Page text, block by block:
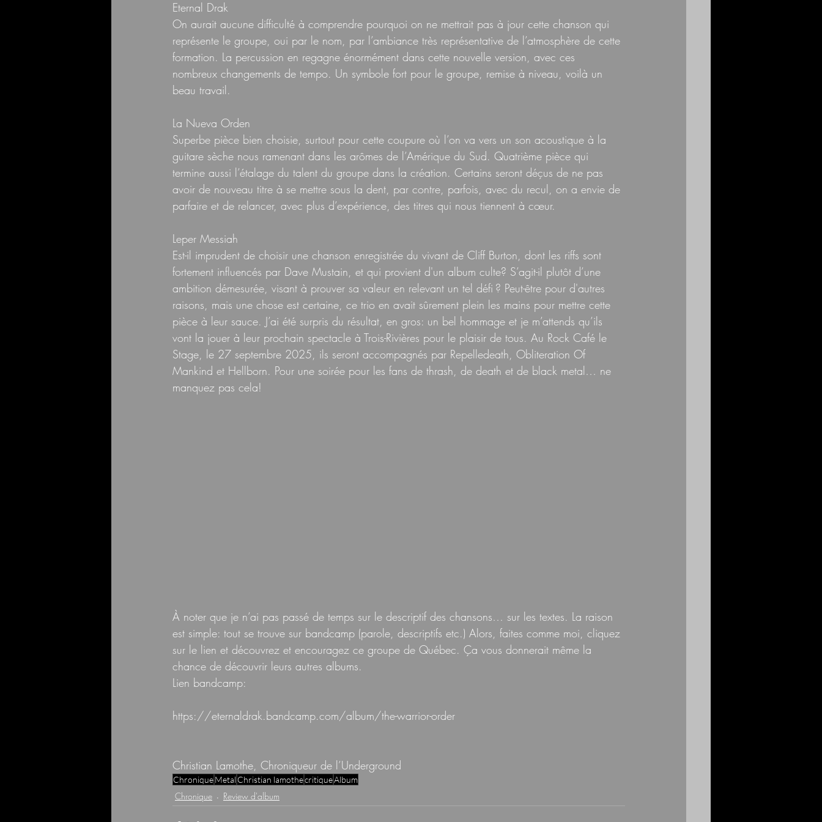
Eternal Drak
On aurait aucune difficulté à comprendre pourquoi on ne mettrait pas à jour cette chanson qui
représente le groupe, oui par le nom, par l’ambiance très représentative de l’atmosphère de cette
formation. La percussion en regagne énormément dans cette nouvelle version, avec ces
nombreux changements de tempo. Un symbole fort pour le groupe, remise à niveau, voilà un
beau travail.
La Nueva Orden
Superbe pièce bien choisie, surtout pour cette coupure où l’on va vers un son acoustique à la
guitare sèche nous ramenant dans les arômes de l’Amérique du Sud. Quatrième pièce qui
termine aussi l’étalage du talent du groupe dans la création. Certains seront déçus de ne pas
avoir de nouveau titre à se mettre sous la dent, par contre, parfois, avec du recul, on a envie de
parfaire et de relancer, avec plus d’expérience, des titres qui nous tiennent à cœur.
Leper Messiah
Est-il imprudent de choisir une chanson enregistrée du vivant de Cliff Burton, dont les riffs sont
fortement influencés par Dave Mustain, et qui provient d'un album culte? S’agit-il plutôt d’une
ambition démesurée, visant à prouver sa valeur en relevant un tel défi ? Peut-être pour d'autres
raisons, mais une chose est certaine, ce trio en avait sûrement plein les mains pour mettre cette
pièce à leur sauce. J’ai été surpris du résultat, en gros: un bel hommage et je m’attends qu’ils
vont la jouer à leur prochain spectacle à Trois-Rivières pour le plaisir de tous. Au Rock Café le
Stage, le 27 septembre 2025, ils seront accompagnés par Repelledeath, Obliteration Of
Mankind et Hellborn. Pour une soirée pour les fans de thrash, de death et de black metal… ne
manquez pas cela!
À noter que je n’ai pas passé de temps sur le descriptif des chansons… sur les textes. La raison
est simple: tout se trouve sur bandcamp (parole, descriptifs etc.) Alors, faites comme moi, cliquez
sur le lien et découvrez et encouragez ce groupe de Québec. Ça vous donnerait même la
chance de découvrir leurs autres albums.
Lien bandcamp:
https://eternaldrak.bandcamp.com/album/the-warrior-order
Christian Lamothe, Chroniqueur de l’Underground
ChroniqueMetal Christian lamothecritiqueAlbum
Chronique Review d'album